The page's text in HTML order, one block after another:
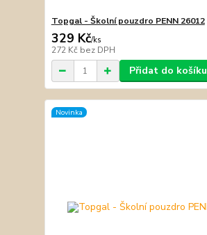
Topgal - Školní pouzdro PENN 26012
329 Kč/ks
272 Kč bez DPH
Přidat do košíku
Novinka